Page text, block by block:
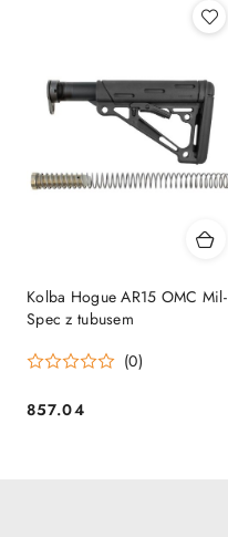
Kolba Hogue AR15 OMC Mil-
Spec z tubusem
(0)
Cena:
857.04